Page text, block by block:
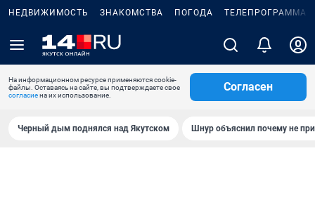
НЕДВИЖИМОСТЬ ЗНАКОМСТВА ПОГОДА ТЕЛЕПРОГРАММА
На информационном ресурсе применяются cookie-
файлы. Оставаясь на сайте, вы подтверждаете свое
согласиена их использование.
Согласен
Черный дым поднялся над Якутском Шнур объяснил почему не